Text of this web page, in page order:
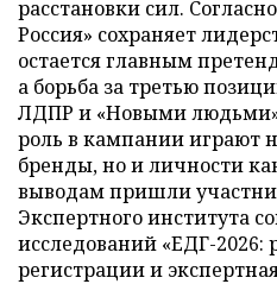
расстановки сил.
Россия» сохраняет
остается главным
а борьба за третью
ЛДПР и «Новыми
роль в кампании играют
бренды, но и личности
выводам пришли
Экспертного института
исследований «ЕДГ-2026:
регистрации и